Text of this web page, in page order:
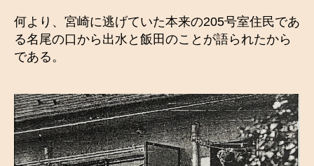
何より、宮崎に逃げていた本来の205号室住民であ
る名尾の口から出水と飯田のことが語られたから
である。